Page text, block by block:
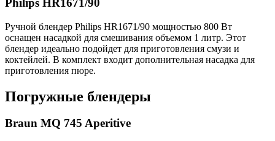
Philips HR1671/90
Ручной блендер Philips HR1671/90 мощностью 800 Вт
оснащен насадкой для смешивания объемом 1 литр. Этот
блендер идеально подойдет для приготовления смузи и
коктейлей. В комплект входит дополнительная насадка для
приготовления пюре.
Погружные блендеры
Braun MQ 745 Aperitive